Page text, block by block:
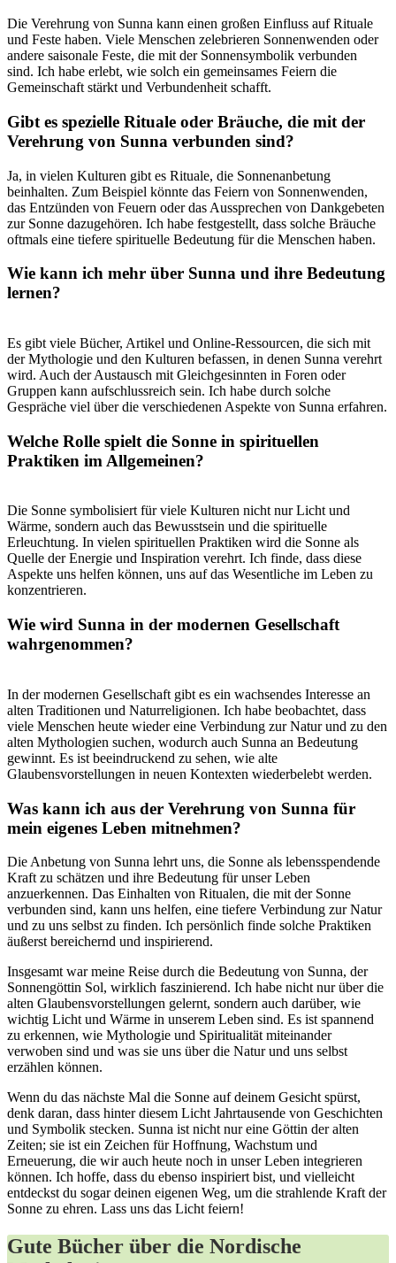
Die⁤ Verehrung ‌von Sunna kann ​einen großen Einfluss‌ auf Rituale
und Feste⁣ haben. Viele Menschen zelebrieren Sonnenwenden oder
‍andere ⁣saisonale⁤ Feste, die mit der ‍Sonnensymbolik verbunden
sind. Ich habe erlebt, wie solch ein gemeinsames Feiern die⁣
Gemeinschaft ​stärkt und Verbundenheit schafft.
Gibt es ⁣spezielle Rituale​ oder Bräuche, die ​mit der
Verehrung von Sunna verbunden sind?
Ja, in vielen Kulturen⁣ gibt es Rituale, die Sonnenanbetung
beinhalten. Zum Beispiel⁤ könnte das Feiern von Sonnenwenden,
das⁣ Entzünden von Feuern oder das‌ Aussprechen von Dankgebeten
zur Sonne dazugehören. Ich habe festgestellt, dass solche Bräuche
oftmals‌ eine tiefere spirituelle Bedeutung für die Menschen haben.
Wie kann ich mehr über‍ Sunna und ihre Bedeutung
lernen?
Es gibt viele Bücher, Artikel und Online-Ressourcen,⁢ die sich mit
der Mythologie und den ​Kulturen befassen, in denen Sunna verehrt
wird. Auch der Austausch mit Gleichgesinnten⁤ in ‌Foren oder
Gruppen kann aufschlussreich sein. Ich⁤ habe durch solche
Gespräche viel über​ die verschiedenen Aspekte von⁤ Sunna⁢ erfahren.
Welche Rolle spielt die Sonne‍ in spirituellen
Praktiken im Allgemeinen?
Die​ Sonne symbolisiert für viele Kulturen nicht nur Licht und
Wärme, sondern‍ auch das Bewusstsein und die spirituelle
Erleuchtung. In vielen spirituellen Praktiken wird die Sonne als
Quelle der Energie und Inspiration verehrt. Ich finde, dass diese
⁤Aspekte uns helfen können, uns auf das Wesentliche im Leben zu
konzentrieren.
Wie wird Sunna in ⁣der modernen Gesellschaft
wahrgenommen?
In der ⁤modernen‌ Gesellschaft ‌gibt es ein wachsendes Interesse an
alten Traditionen und Naturreligionen. Ich habe beobachtet, dass​
viele Menschen ‍heute wieder eine Verbindung zur Natur und zu den
alten Mythologien suchen, wodurch ‍auch Sunna​ an ⁣Bedeutung
gewinnt. Es ist beeindruckend zu sehen, wie alte
Glaubensvorstellungen in neuen Kontexten wiederbelebt werden.
Was kann⁢ ich aus der Verehrung von Sunna für
mein eigenes Leben mitnehmen?
Die Anbetung von Sunna ‍lehrt uns, die Sonne als lebensspendende
Kraft zu schätzen und ihre⁢ Bedeutung⁤ für unser Leben
anzuerkennen. Das Einhalten von Ritualen, die mit ‍der Sonne
verbunden sind, kann ‌uns helfen, eine tiefere Verbindung zur Natur
und zu ​uns selbst zu ​finden. Ich persönlich finde solche Praktiken
äußerst bereichernd⁣ und ‌inspirierend.
Insgesamt war meine Reise durch die Bedeutung von Sunna, der
Sonnengöttin Sol, wirklich ​faszinierend. Ich habe nicht nur über die
alten Glaubensvorstellungen gelernt, sondern auch darüber,⁣ wie
wichtig Licht und Wärme in unserem Leben ⁢sind. Es ist‍ spannend‌
zu erkennen, wie Mythologie und Spiritualität miteinander
verwoben sind ⁣und​ was sie uns über die⁣ Natur und uns selbst
erzählen⁢ können.
Wenn du das nächste Mal‌ die⁢ Sonne auf ⁤deinem Gesicht spürst,⁢
denk daran, ​dass hinter diesem Licht Jahrtausende von Geschichten
und Symbolik stecken. Sunna ist nicht nur eine Göttin der alten
Zeiten; sie ist ein Zeichen für Hoffnung, Wachstum und
Erneuerung, die wir ​auch heute noch in unser Leben ​integrieren
können. ⁣Ich hoffe, dass du ebenso inspiriert bist, und vielleicht
entdeckst du sogar ​deinen eigenen Weg, um die strahlende Kraft ⁣der
Sonne zu ehren. Lass uns das Licht feiern!
Gute Bücher über die Nordische